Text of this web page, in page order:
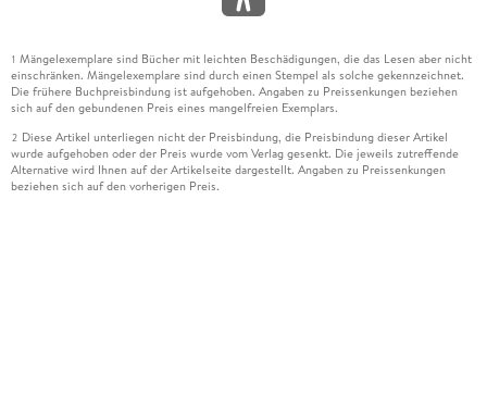
1 Mängelexemplare sind Bücher mit leichten Beschädigungen, die das Lesen aber nicht
einschränken. Mängelexemplare sind durch einen Stempel als solche gekennzeichnet.
Die frühere Buchpreisbindung ist aufgehoben. Angaben zu Preissenkungen beziehen
sich auf den gebundenen Preis eines mangelfreien Exemplars.
2 Diese Artikel unterliegen nicht der Preisbindung, die Preisbindung dieser Artikel
wurde aufgehoben oder der Preis wurde vom Verlag gesenkt. Die jeweils zutreffende
Alternative wird Ihnen auf der Artikelseite dargestellt. Angaben zu Preissenkungen
beziehen sich auf den vorherigen Preis.